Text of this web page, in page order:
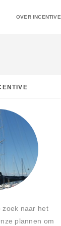
OVER INCENTIVE
zoek naar het
plannen om